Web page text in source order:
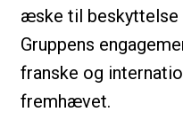
æske til beskyttelse
Gruppens
franske og
fremhævet.